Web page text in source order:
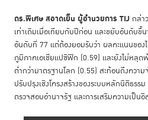
ดร.พิเศษ สอาดเย็น ผู้อำนวยการTIJ กล่า
เท่าเดิมเมื่อเทียบกับปีก่อน และขยับอันดับขึ้
อันดับที่ 77 แต่ต้องยอมรับว่า ผลคะแนนของ
ภูมิภาคเอเชียแปซิฟิก (0.59) และยังไม่หลุ
ต่ำกว่ามาตรฐานโลก (0.55) สะท้อนถึงความ
ปรับปรุงเชิงโครงสร้างของระบบหลักนิติธรร
ตรวจสอบอำนาจรัฐ และการเสริมความเป็น